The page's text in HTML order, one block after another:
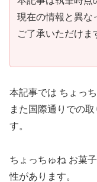
現在の情報と異な
ご了承いただけま
本記事では ちょっ
また国際通りでの
す。
ちょっちゅね お菓
性があります。